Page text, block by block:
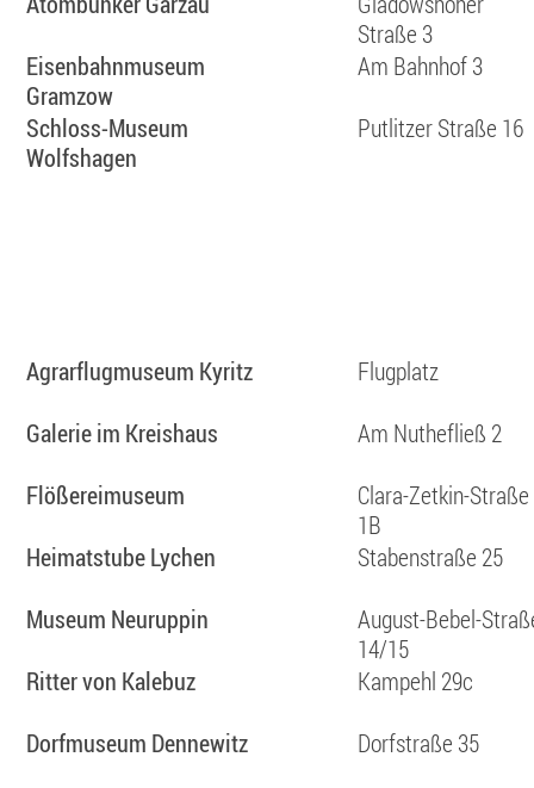
Straße 3
Eisenbahnmuseum
Gramzow
Am Bahnhof 3
Schloss-Museum
Wolfshagen
Putlitzer Straße 16
Agrarflugmuseum Kyritz
Flugplatz
Galerie im Kreishaus
Am Nuthefließ 2
Flößereimuseum
Clara-Zetkin-Straße
1B
Hei­mat­s­tube Lychen
Stabenstraße 25
Museum Neuruppin
August-Bebel-
14/15
Ritter von Kalebuz
Kampehl 29c
Dorfmuseum Dennewitz
Dorfstraße 35